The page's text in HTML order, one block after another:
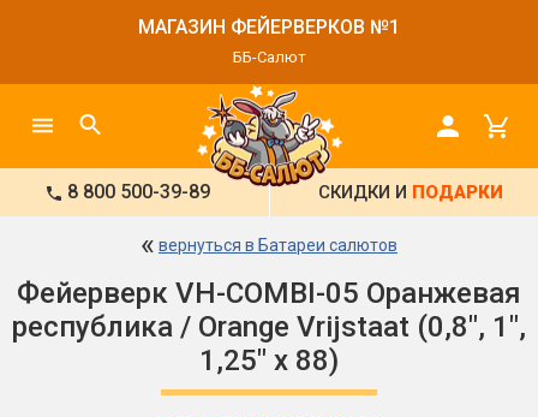
МАГАЗИН ФЕЙЕРВЕРКОВ №1
ББ-Салют
8 800 500-39-89 СКИДКИ И ПОДАРКИ
« вернуться в Батареи салютов
Фейерверк VH-COMBI-05 Оранжевая
республика / Orange Vrijstaat (0,8", 1",
1,25" х 88)